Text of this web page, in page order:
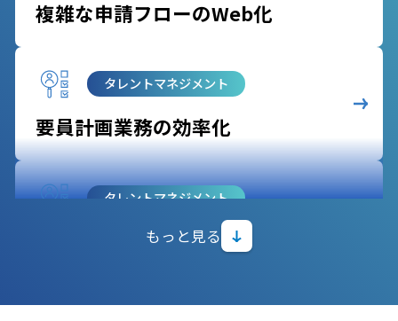
複雑な申請フローのWeb化
タレントマネジメント
要員計画業務の効率化
タレントマネジメント
生成AIによるキャリア提案
給与計算
もっと見る